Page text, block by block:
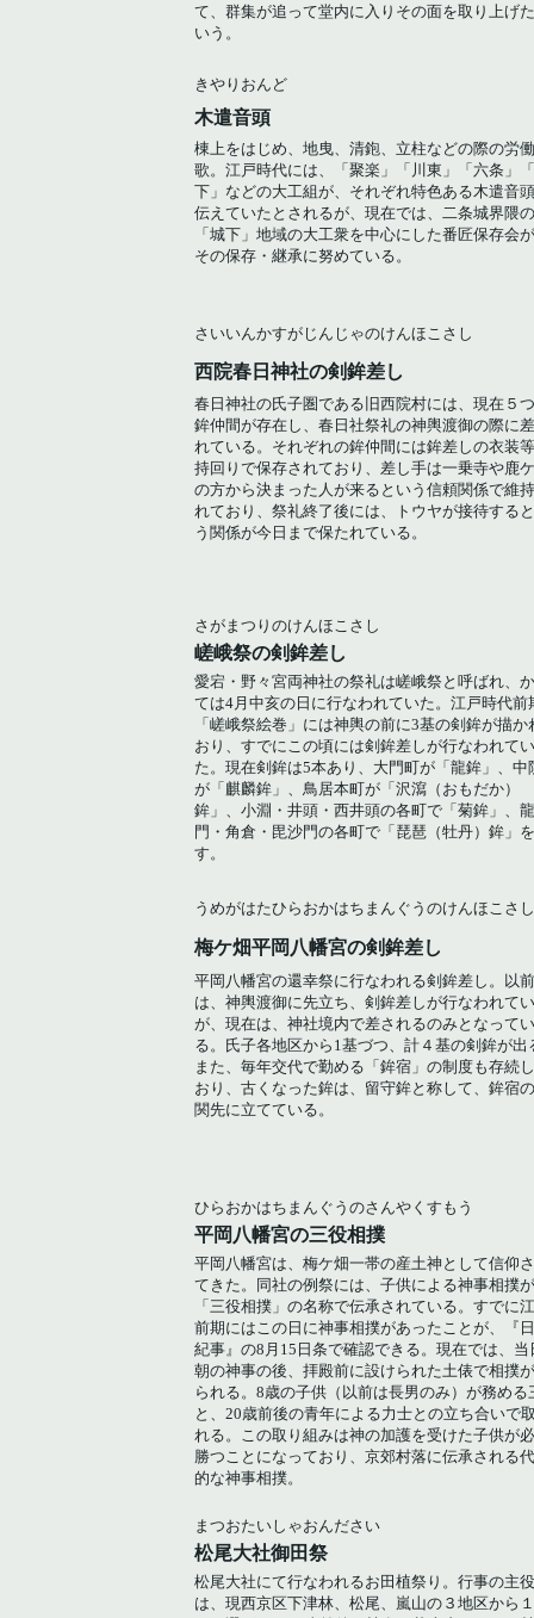
て、群集が追って堂内に入りその面を取り上げ
いう。
きやりおんど
木遣音頭
棟上をはじめ、地曳、清鉋、立柱などの際の労働
歌。江戸時代には、「聚楽」「川東」「六条」
下」などの大工組が、それぞれ特色ある木遣音
伝えていたとされるが、現在では、二条城界隈の
「城下」地域の大工衆を中心にした番匠保存会
その保存・継承に努めている。
さいいんかすがじんじゃのけんほこさし
西院春日神社の剣鉾差し
春日神社の氏子圏である旧西院村には、現在５
鉾仲間が存在し、春日社祭礼の神輿渡御の際に
れている。それぞれの鉾仲間には鉾差しの衣装
持回りで保存されており、差し手は一乗寺や鹿
の方から決まった人が来るという信頼関係で維
れており、祭礼終了後には、トウヤが接待する
う関係が今日まで保たれている。
さがまつりのけんほこさし
嵯峨祭の剣鉾差し
愛宕・野々宮両神社の祭礼は嵯峨祭と呼ばれ、
ては4月中亥の日に行なわれていた。江戸時代前
「嵯峨祭絵巻」には神輿の前に3基の剣鉾が描か
おり、すでにこの頃には剣鉾差しが行なわれてい
た。現在剣鉾は5本あり、大門町が「龍鉾」、中
が「麒麟鉾」、鳥居本町が「沢瀉（おもだか）
鉾」、小淵・井頭・西井頭の各町で「菊鉾」、龍
門・角倉・毘沙門の各町で「琵琶（牡丹）鉾」
す。
うめがはたひらおかはちまんぐうのけんほこさし
梅ケ畑平岡八幡宮の剣鉾差し
平岡八幡宮の還幸祭に行なわれる剣鉾差し。以前
は、神輿渡御に先立ち、剣鉾差しが行なわれて
が、現在は、神社境内で差されるのみとなってい
る。氏子各地区から1基づつ、計４基の剣鉾が出
また、毎年交代で勤める「鉾宿」の制度も存続
おり、古くなった鉾は、留守鉾と称して、鉾宿
関先に立てている。
ひらおかはちまんぐうのさんやくすもう
平岡八幡宮の三役相撲
平岡八幡宮は、梅ケ畑一帯の産土神として信仰
てきた。同社の例祭には、子供による神事相撲が
「三役相撲」の名称で伝承されている。すでに
前期にはこの日に神事相撲があったことが、『
紀事』の8月15日条で確認できる。現在では、当
朝の神事の後、拝殿前に設けられた土俵で相撲
られる。8歳の子供（以前は長男のみ）が務める
と、20歳前後の青年による力士との立ち合いで
れる。この取り組みは神の加護を受けた子供が
勝つことになっており、京郊村落に伝承される
的な神事相撲。
まつおたいしゃおんださい
松尾大社御田祭
松尾大社にて行なわれるお田植祭り。行事の主役
は、現西京区下津林、松尾、嵐山の３地区から